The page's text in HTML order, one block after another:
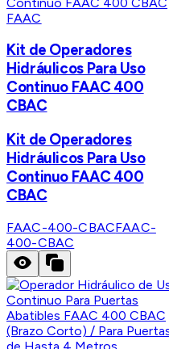
FAAC
Kit de Operadores
Hidráulicos Para Uso
Continuo FAAC 400
CBAC
Kit de Operadores
Hidráulicos Para Uso
Continuo FAAC 400
CBAC
FAAC-400-CBACFAAC-
400-CBAC